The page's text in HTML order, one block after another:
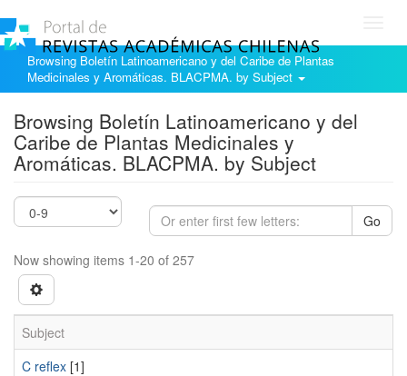
Browsing Boletín Latinoamericano y del Caribe de Plantas
Medicinales y Aromáticas. BLACPMA. by Subject
Browsing Boletín Latinoamericano y del
Caribe de Plantas Medicinales y
Aromáticas. BLACPMA. by Subject
Go
Now showing items 1-20 of 257
Subject
C reflex [1]